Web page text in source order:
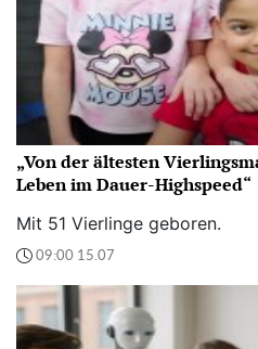
„Von der ältesten
Leben im Dauer-Highspeed“
Mit 51 Vierlinge geboren.
09:00 15.07